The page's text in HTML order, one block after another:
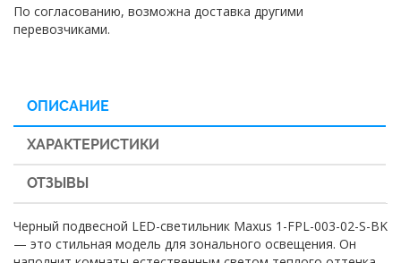
По согласованию, возможна доставка другими
перевозчиками.
ОПИСАНИЕ
ХАРАКТЕРИСТИКИ
ОТЗЫВЫ
Черный подвесной LED-светильник Maxus 1-FPL-003-02-S-BK
— это стильная модель для зонального освещения. Он